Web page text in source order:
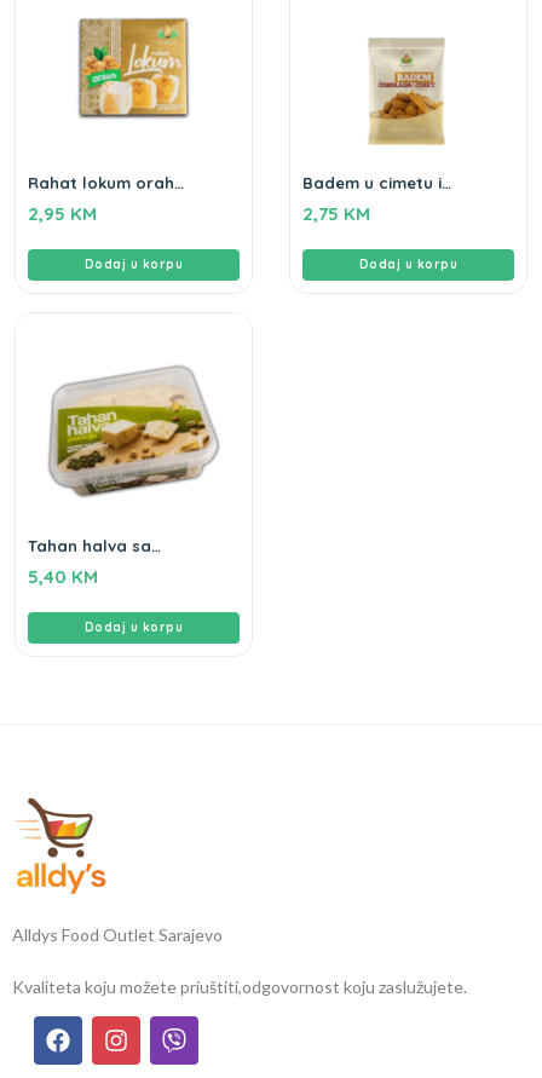
Rahat lokum orah
2,95 KM
Dodaj u korpu
Badem u cimetu i
2,75 KM
Dodaj u korpu
Tahan halva sa
250g
5,40 KM
Dodaj u korpu
Alldys Food Outlet Sarajevo
Kvaliteta koju možete priuštiti,odgovornost koju zaslužujete.